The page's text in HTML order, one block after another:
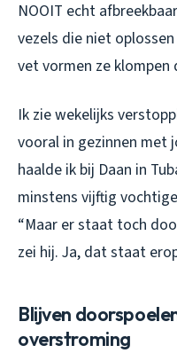
NOOIT echt
vezels die niet
vet vormen ze klompen
Ik zie wekelijks
vooral in gezinnen met
haalde ik bij Daan in
minstens vijftig
“Maar er staat toch
zei hij. Ja, dat staat
Blijven
overstroming